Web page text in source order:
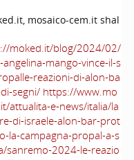
mosaico-cem.it shal
moked.it/blog/2024/02/
mango-vince-il-s
reazioni-di-alon-ba
segni/ https://www.mo
attualita-e-news/italia/la
di-israele-alon-bar-prot
la-campagna-propal-a-s
sanremo-2024-le-reazio